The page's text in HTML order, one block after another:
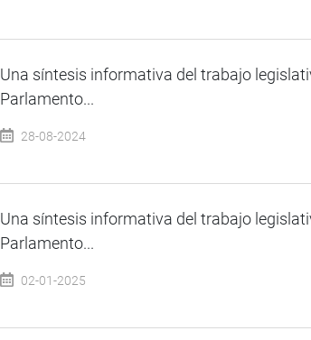
Una síntesis informativa del trabajo
Parlamento...
28-08-2024
Una síntesis informativa del trabajo
Parlamento...
02-01-2025